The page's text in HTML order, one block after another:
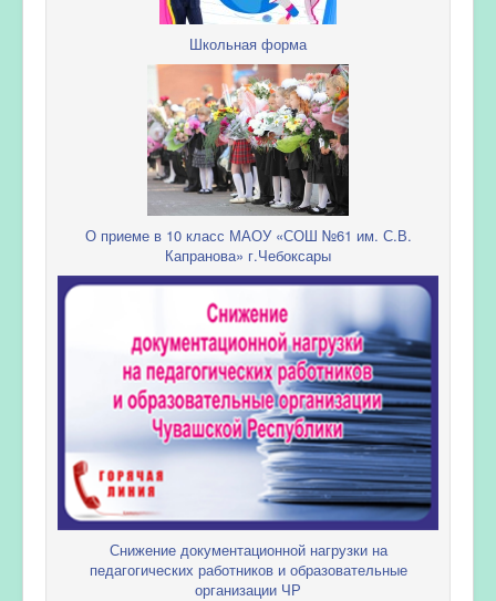
Школьная форма
О приеме в 10 класс МАОУ «СОШ №61 им. С.В.
Капранова» г.Чебоксары
Снижение документационной нагрузки на
педагогических работников и образовательные
организации ЧР